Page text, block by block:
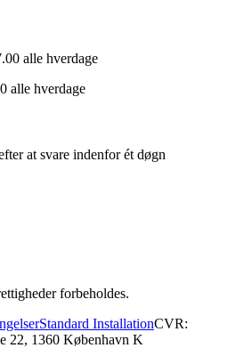
alle hverdage
alle hverdage
at svare indenfor ét døgn
forbeholdes.
Standard InstallationCVR:
22, 1360 København K